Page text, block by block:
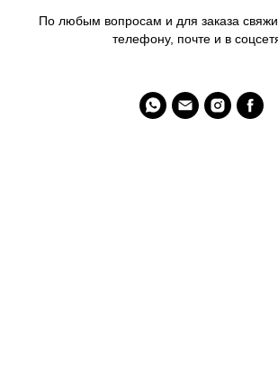
По любым вопросам и для заказа
телефону, почте и в